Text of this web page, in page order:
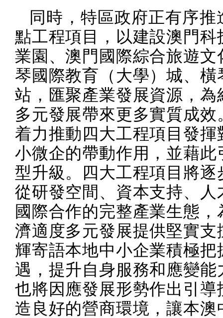
同時，特區政府正有序推
點工程項目，以建設澳門科
業園、澳門國際綜合旅遊文
琴國際教育（大學）城、橫
站，匯聚產業發展資源，為
多元發展帶來更多實質成效
着力推動四大工程項目發揮
小微企的帶動作用，並藉此
型升級。四大工程項目將逐
從研發空間、資本支持、人
國際合作的完整產業生態，
濟適度多元發展提供堅實支
輝寄語本地中小企業積極把
遇，提升自身服務和應變能
也將因應發展形勢作出引導
造良好的營商環境，讓本澳